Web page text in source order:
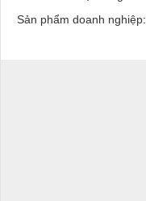
Sản phẩm doanh nghiệp: